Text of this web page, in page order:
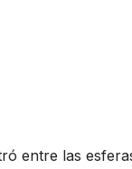
entre las